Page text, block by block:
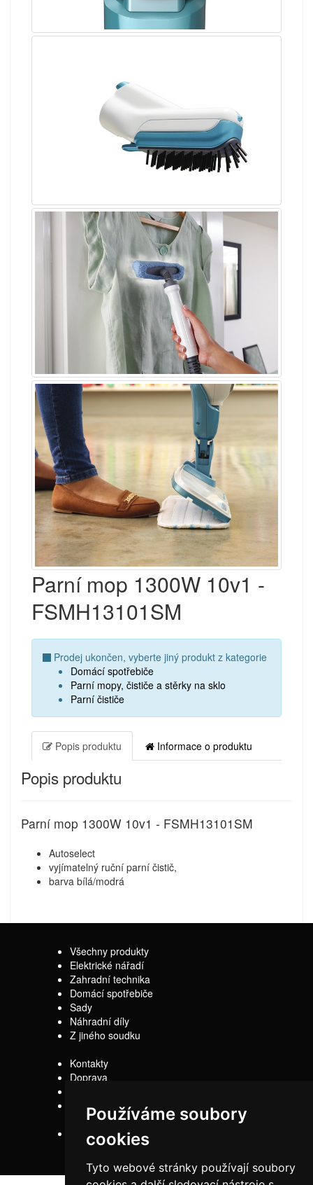
Používáme soubory
cookies
Tyto webové stránky používají soubory
Parní mop 1300W 10v1 -
FSMH13101SM
Prodej ukončen, vyberte jiný produkt z kategorie
Domácí spotřebiče
Parní mopy, čističe a stěrky na sklo
Parní čističe
Popis produktu Informace o produktu
Popis produktu
Parní mop 1300W 10v1 - FSMH13101SM
Autoselect
vyjímatelný ruční parní čistič,
barva bílá/modrá
Všechny produkty
Elektrické nářadí
Zahradní technika
Domácí spotřebiče
Sady
Náhradní díly
Z jiného soudku
Kontakty
Doprava
Obchodní
podmínky
Reklamační řád